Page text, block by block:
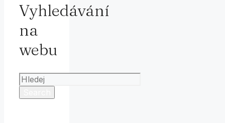
Vyhledávání
na
webu
Search
for: